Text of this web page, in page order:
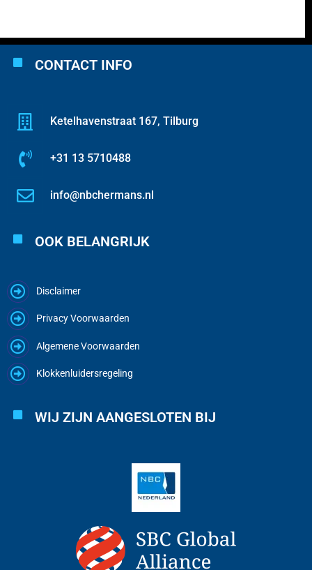
CONTACT INFO
Ketelhavenstraat 167, Tilburg
+31 13 5710488
info@nbchermans.nl
OOK BELANGRIJK
Disclaimer
Privacy Voorwaarden
Algemene Voorwaarden
Klokkenluidersregeling
WIJ ZIJN AANGESLOTEN BIJ